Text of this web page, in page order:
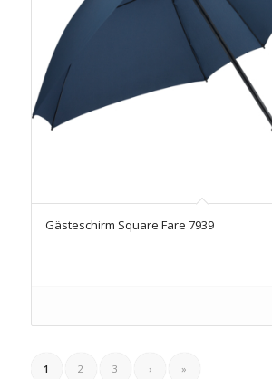
Gästeschirm Square Fare 7939
1 2 3 › »